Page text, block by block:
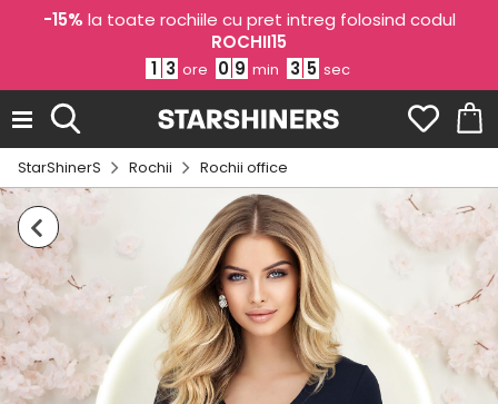
-15% la toate rochiile cu pret intreg folosind codul
ROCHII15
1 3 ore 0 9 min 3 4 sec
StarShinerS Rochii Rochii office